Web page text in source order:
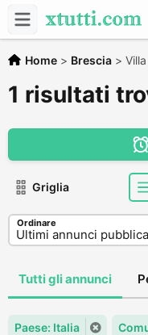
Home > Brescia > Villa
1 risultati
Griglia
Ordinare
Tutti gli annunci
Paese: Italia